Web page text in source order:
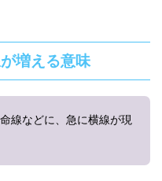
増える意味
線などに、急に横線が現